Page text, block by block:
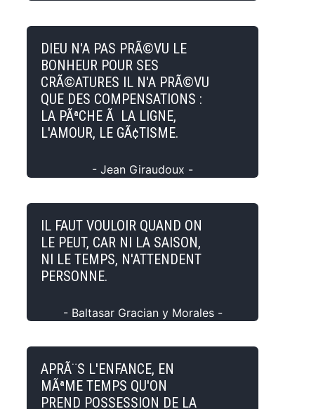
DIEU N'A PAS PRÃ©VU LE
BONHEUR POUR SES
CRÃ©ATURES IL N'A PRÃ©VU
QUE DES COMPENSATIONS :
LA PÃªCHE Ã LA LIGNE,
L'AMOUR, LE GÃ¢TISME.
- Jean Giraudoux -
IL FAUT VOULOIR QUAND ON
LE PEUT, CAR NI LA SAISON,
NI LE TEMPS, N'ATTENDENT
PERSONNE.
- Baltasar Gracian y Morales -
APRÃ¨S L'ENFANCE, EN
MÃªME TEMPS QU'ON
PREND POSSESSION DE LA